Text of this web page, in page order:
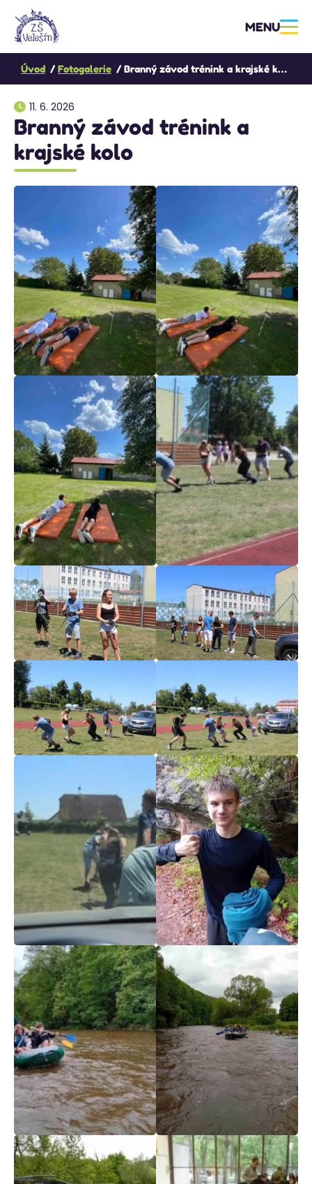
MENU
Úvod Fotogalerie Branný závod trénink a krajské kolo
11. 6. 2026
Branný závod trénink a
krajské kolo